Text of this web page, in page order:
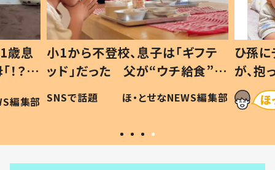
歳息
？」
編集部
小1から不登校、息子は「ギフテ
ッド」だった 父が“ウチ給食”を
作り続ける理由とは #令和の親
#令和の子
SNSで話題 ほ・とせなNEWS編集部
ひ孫
が、
「涙が
い」